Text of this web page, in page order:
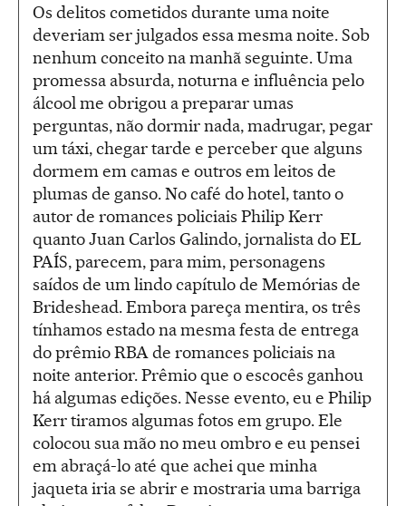
Os delitos cometidos durante uma noite
deveriam ser julgados essa mesma noite. Sob
nenhum conceito na manhã seguinte. Uma
promessa absurda, noturna e influência pelo
álcool me obrigou a preparar umas
perguntas, não dormir nada, madrugar, pegar
um táxi, chegar tarde e perceber que alguns
dormem em camas e outros em leitos de
plumas de ganso. No café do hotel, tanto o
autor de romances policiais Philip Kerr
quanto Juan Carlos Galindo, jornalista do EL
PAÍS, parecem, para mim, personagens
saídos de um lindo capítulo de Memórias de
Brideshead. Embora pareça mentira, os três
tínhamos estado na mesma festa de entrega
do prêmio RBA de romances policiais na
noite anterior. Prêmio que o escocês ganhou
há algumas edições. Nesse evento, eu e Philip
Kerr tiramos algumas fotos em grupo. Ele
colocou sua mão no meu ombro e eu pensei
em abraçá-lo até que achei que minha
jaqueta iria se abrir e mostraria uma barriga